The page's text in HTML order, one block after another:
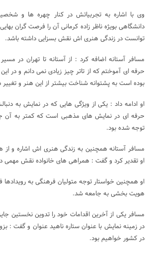
وی با اشاره به تجربیاتش در کنار چهره ها و
دانشگاهی بویژه ناظر زاده کرمانی آن را فرصت گران
توانست در زندگی هنری اش نقش بسزایی داشته باشد.
مسافر آستانه اضافه کرد : از آستانه تا تهران در
حرفه ای آموختم که از تاتر چیز زیادی نمی دانم و در
بوده است به پشتوانه شناخت بیشتر از این هنر و تغییر
او ادامه داد : یکی از ویژگی هایی که در نمایش به
حرفه ای در نمایش های مذهبی است که کمتر به آن
توجه شده بود.
مسافر آستانه همچنین به زندگی هنری اش اشاره و
او تقدیر کرد و گفت : همراهی های خانواده نقش مهمی
او همچنین خواستار توجه متولیان فرهنگی به
هویت بخشی به جامعه شد.
مسافر یکی از آخرین اقدامات خود را تدوین نخستین
در زمینه نمایش با عنوان ستاره ناهید عنوان و گفت :
در کشور خواهیم بود.